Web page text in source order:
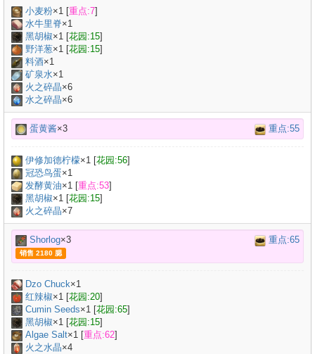
小麦粉×1 [重点:7]
水牛里脊×1
黑胡椒×1 [花园:15]
野洋葱×1 [花园:15]
料酒×1
矿泉水×1
火之碎晶×6
水之碎晶×6
蛋黄酱×3 重点:55
伊修加德柠檬×1 [花园:56]
冠恐鸟蛋×1
发酵黄油×1 [重点:53]
黑胡椒×1 [花园:15]
火之碎晶×7
Shorlog×3 重点:65
销售 2180 腮
Dzo Chuck×1
红辣椒×1 [花园:20]
Cumin Seeds×1 [花园:65]
黑胡椒×1 [花园:15]
Algae Salt×1 [重点:62]
火之水晶×4